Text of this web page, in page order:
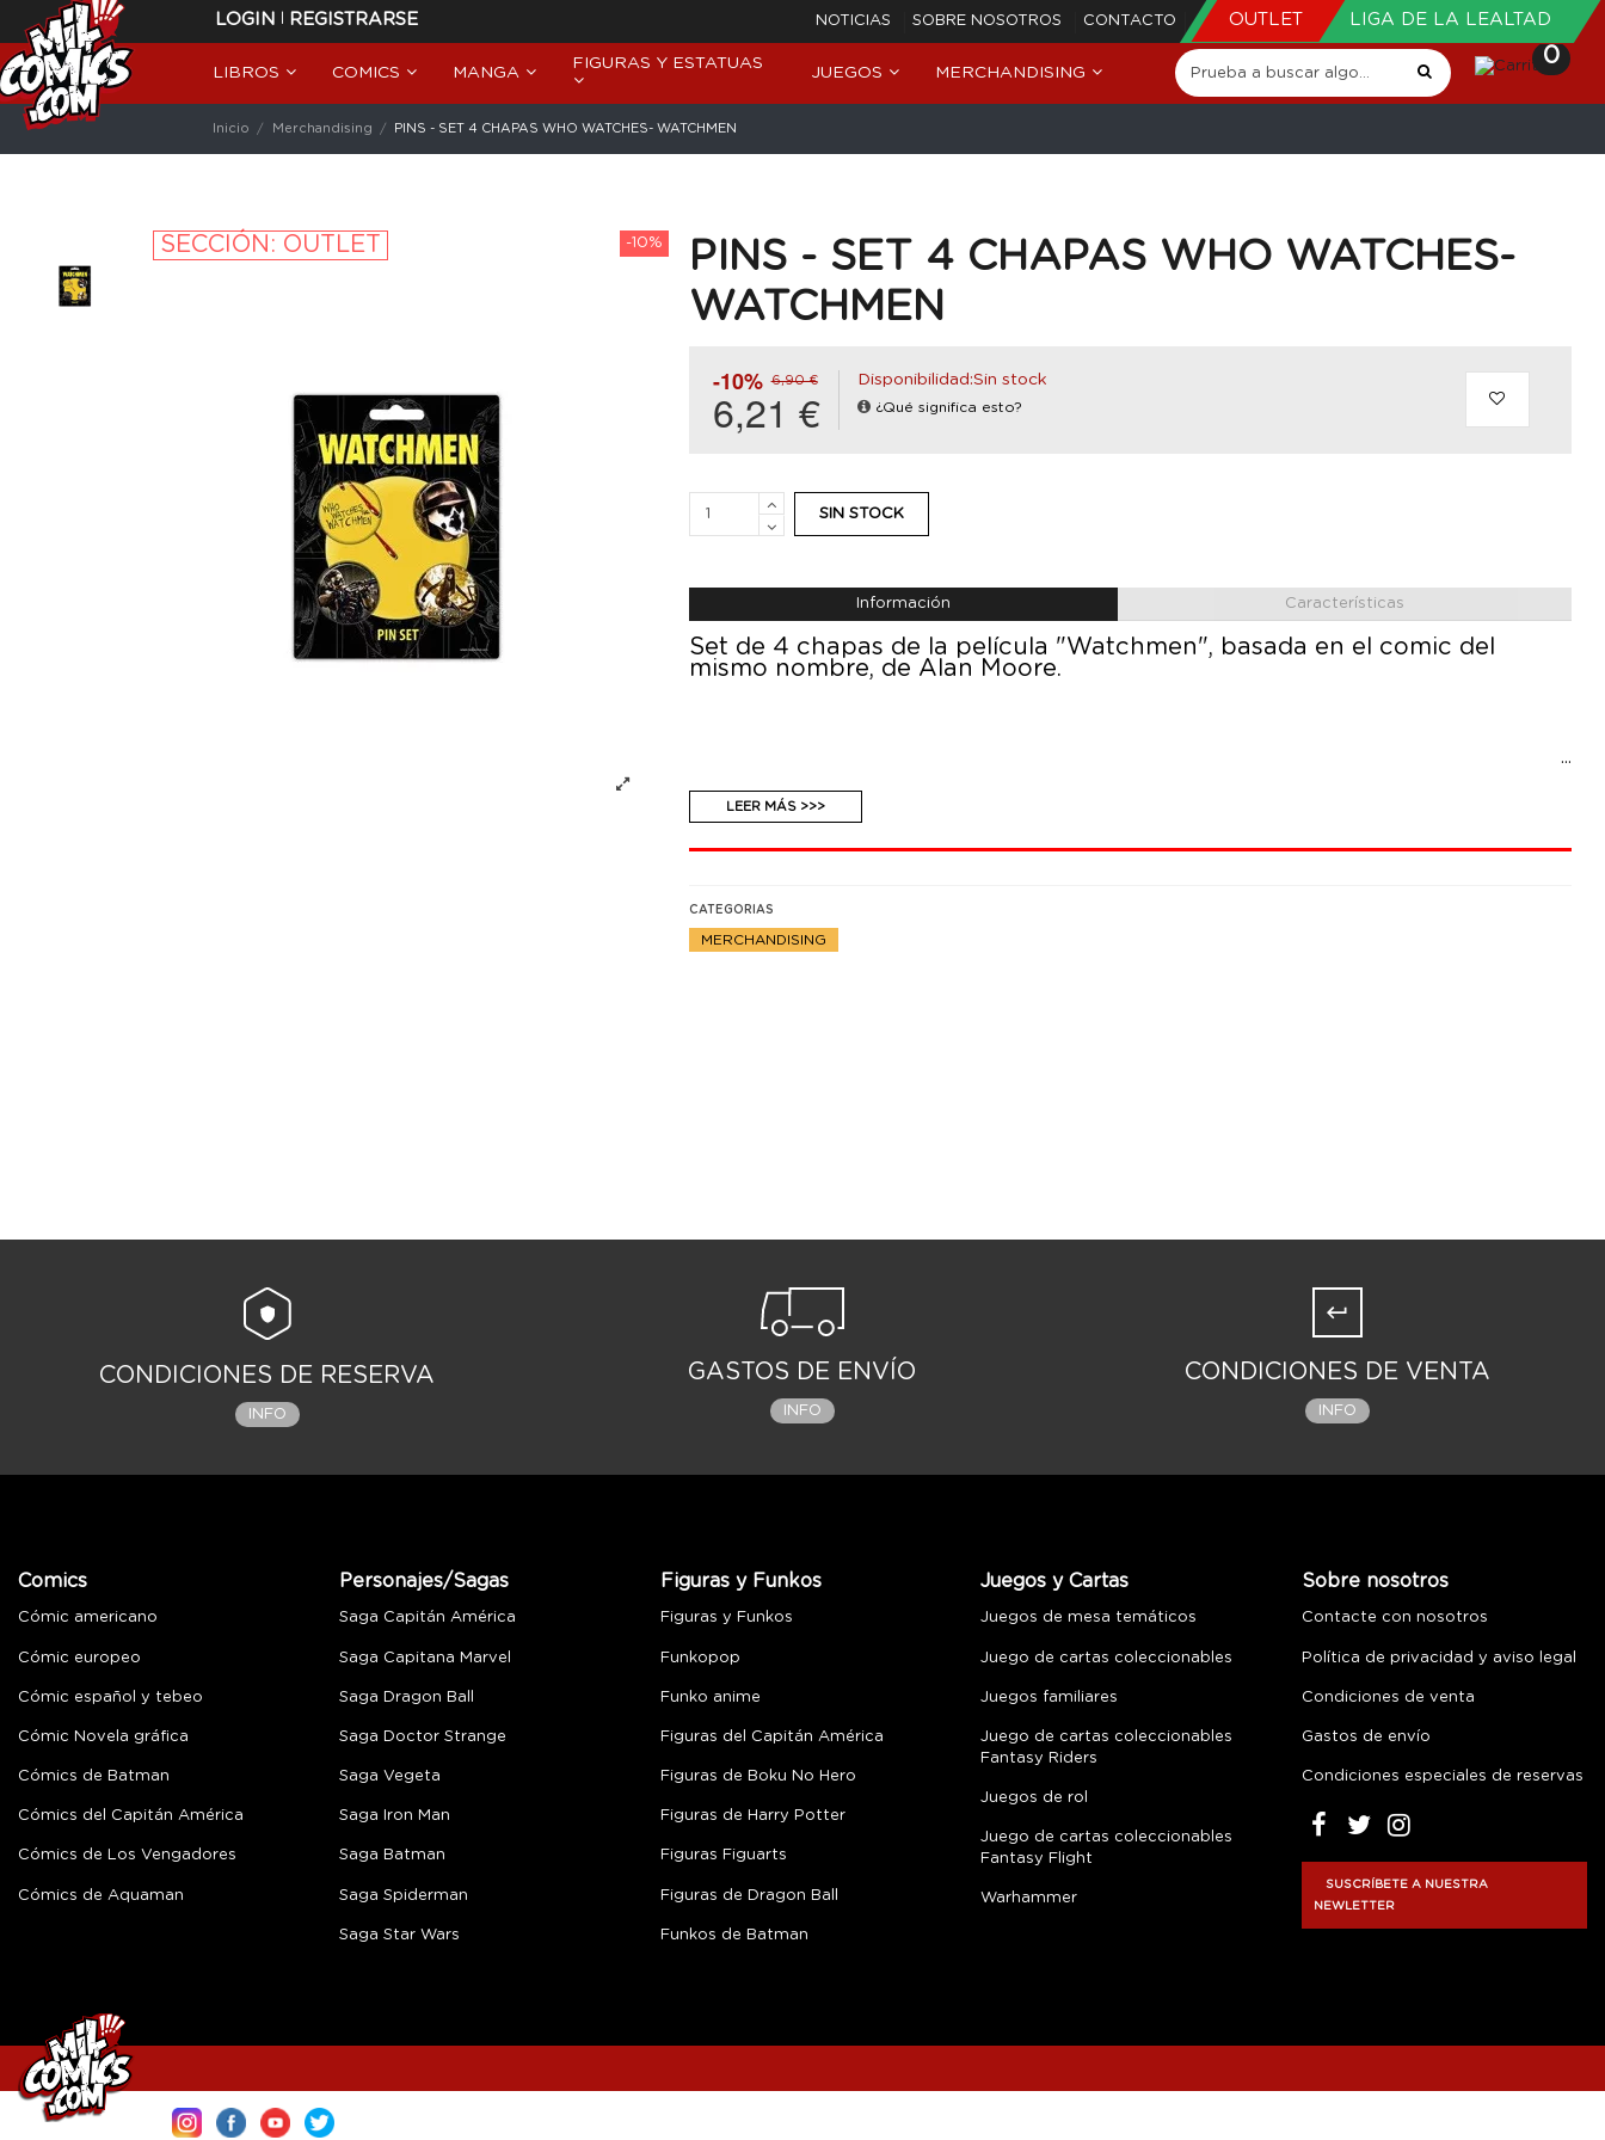
LOGIN | REGISTRARSE NOTICIAS SOBRE NOSOTROS CONTACTO OUTLET LIGA DE LA LEALTAD
LIBROS COMICS MANGA
FIGURAS Y ESTATUAS
JUEGOS MERCHANDISING
0
Inicio Merchandising PINS - SET 4 CHAPAS WHO WATCHES- WATCHMEN
-10%
SECCIÓN: OUTLET
PINS - SET 4 CHAPAS WHO WATCHES-
WATCHMEN
-10% 6,90 €
6,21 €
Disponibilidad:Sin stock
¿Qué significa esto?
SIN STOCK
Información Características
Set de 4 chapas de la película "Watchmen", basada en el comic del
mismo nombre, de Alan Moore.
LEER MÁS >>>
CATEGORIAS
MERCHANDISING
CONDICIONES DE RESERVA
INFO
GASTOS DE ENVÍO
INFO
CONDICIONES DE VENTA
INFO
Comics
Cómic americano
Cómic europeo
Cómic español y tebeo
Cómic Novela gráfica
Cómics de Batman
Cómics del Capitán América
Cómics de Los Vengadores
Cómics de Aquaman
Personajes/Sagas
Saga Capitán América
Saga Capitana Marvel
Saga Dragon Ball
Saga Doctor Strange
Saga Vegeta
Saga Iron Man
Saga Batman
Saga Spiderman
Saga Star Wars
Figuras y Funkos
Figuras y Funkos
Funkopop
Funko anime
Figuras del Capitán América
Figuras de Boku No Hero
Figuras de Harry Potter
Figuras Figuarts
Figuras de Dragon Ball
Funkos de Batman
Juegos y Cartas
Juegos de mesa temáticos
Juego de cartas coleccionables
Juegos familiares
Juego de cartas coleccionables
Fantasy Riders
Juegos de rol
Juego de cartas coleccionables
Fantasy Flight
Warhammer
Sobre nosotros
Contacte con nosotros
Política de privacidad y aviso legal
Condiciones de venta
Gastos de envío
Condiciones especiales de reservas
SUSCRÍBETE A NUESTRA
NEWLETTER